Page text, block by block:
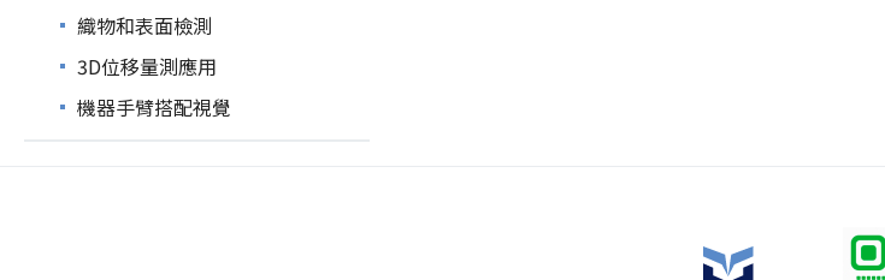
織物和表面檢測
3D位移量測應用
機器手臂搭配視覺